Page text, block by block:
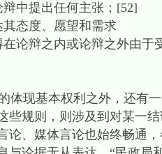
辩中提出任何主张；[52]
其态度、愿望和需求
在论辩之内或论辩之外由
现基本权利之外，还有
些规则，则涉及到对某一
论、媒体言论也始终畅通